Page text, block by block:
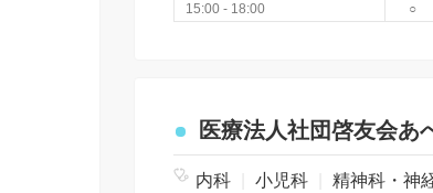
15:00 - 18:00
○
医療法人社団啓友会あ
内科 小児科 精神科・神